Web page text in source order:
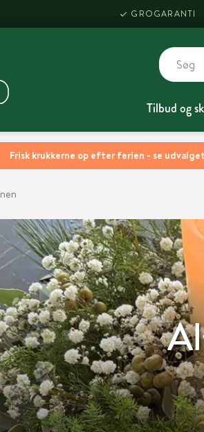
Frisk krukkerne op efter ferien - se
GROGARANTI
Tilbud og